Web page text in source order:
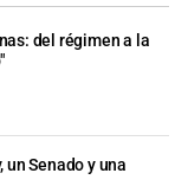
del régimen a la
un Senado y una